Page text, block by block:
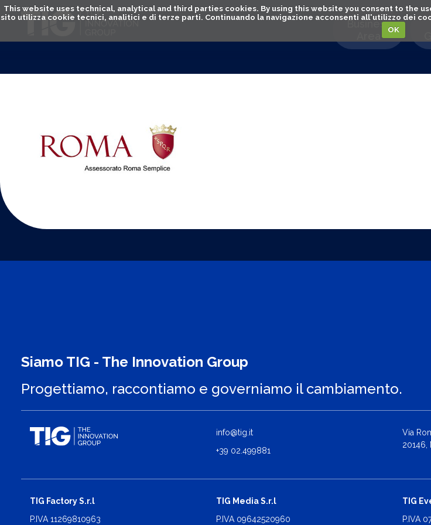
This website uses technical, analytical and third parties cookies. By using this website you consent to the
sito utilizza cookie tecnici, analitici e di terze parti. Continuando la navigazione acconsenti all'utilizzo dei
OK
Business
Siamo TIG - The Innovation Group
Progettiamo, raccontiamo e governiamo il cambiamento.
info@tig.it
+39 02.499881
Via
20146,
TIG Factory S.r.l
P.IVA 11269810963
TIG Media S.r.l
P.IVA 09642520960
TIG
P.IVA